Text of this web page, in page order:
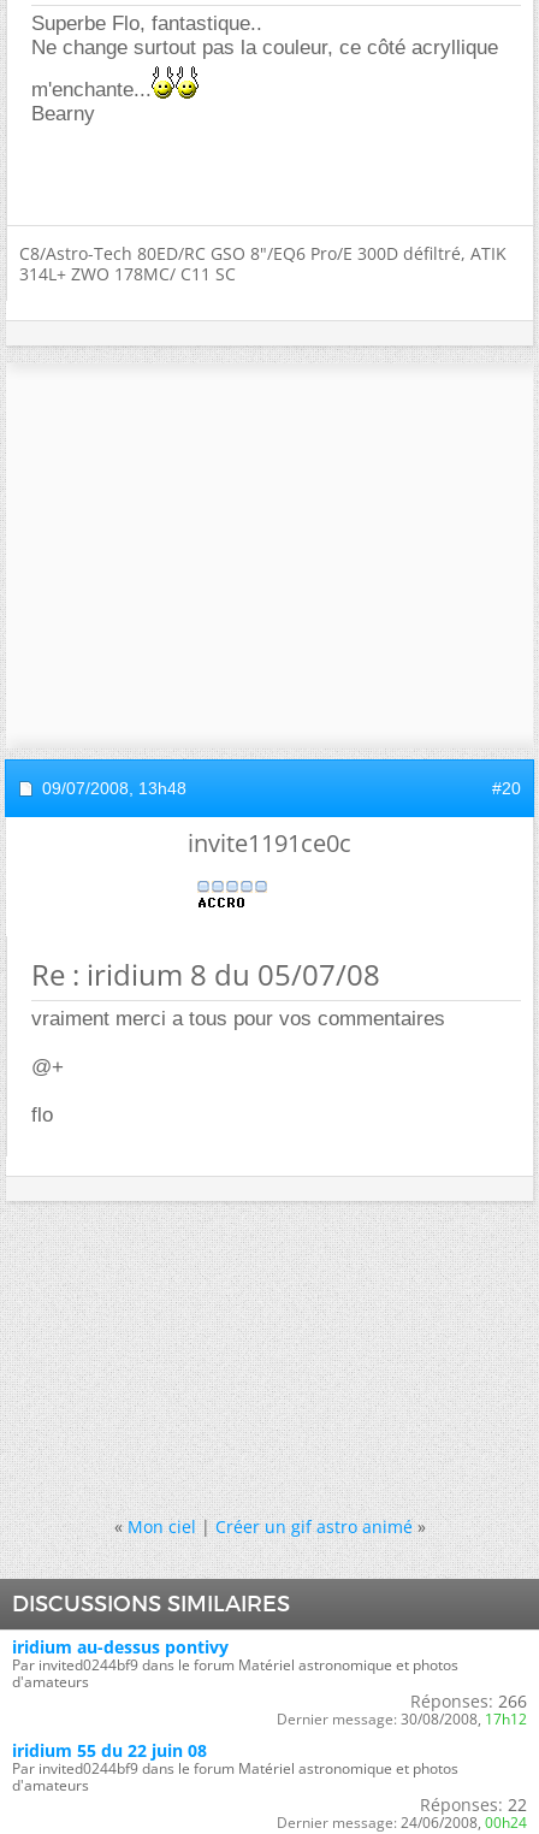
Superbe Flo, fantastique..
Ne change surtout pas la couleur, ce côté acryllique
m'enchante...
Bearny
C8/Astro-Tech 80ED/RC GSO 8"/EQ6 Pro/E 300D défiltré, ATIK
314L+ ZWO 178MC/ C11 SC
09/07/2008, 13h48 #20
invite1191ce0c
Re : iridium 8 du 05/07/08
vraiment merci a tous pour vos commentaires
@+
flo
« Mon ciel|Créer un gif astro animé »
DISCUSSIONS SIMILAIRES
iridium au-dessus pontivy
Par invited0244bf9 dans le forum Matériel astronomique et photos
d'amateurs
Réponses: 266
Dernier message: 30/08/2008, 17h12
iridium 55 du 22 juin 08
Par invited0244bf9 dans le forum Matériel astronomique et photos
d'amateurs
Réponses: 22
Dernier message: 24/06/2008, 00h24